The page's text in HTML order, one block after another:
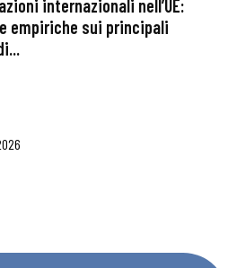
internazionali nell’UE:
empiriche sui principali